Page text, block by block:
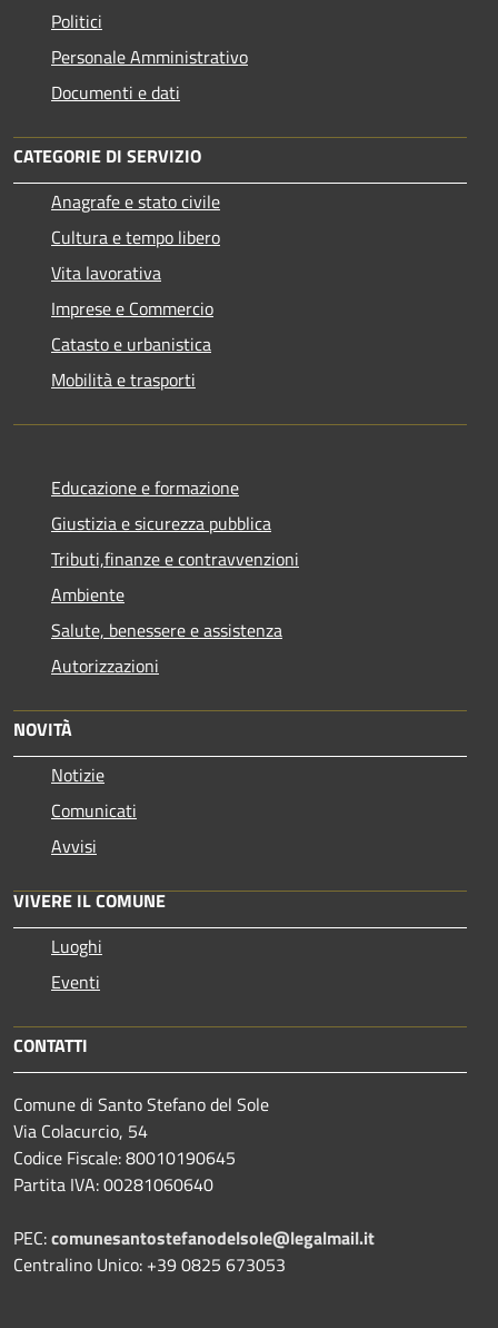
Politici
Personale Amministrativo
Documenti e dati
CATEGORIE DI SERVIZIO
Anagrafe e stato civile
Cultura e tempo libero
Vita lavorativa
Imprese e Commercio
Catasto e urbanistica
Mobilità e trasporti
Educazione e formazione
Giustizia e sicurezza pubblica
Tributi,finanze e contravvenzioni
Ambiente
Salute, benessere e assistenza
Autorizzazioni
NOVITÀ
Notizie
Comunicati
Avvisi
VIVERE IL COMUNE
Luoghi
Eventi
CONTATTI
Comune di Santo Stefano del Sole
Via Colacurcio, 54
Codice Fiscale: 80010190645
Partita IVA: 00281060640
PEC:comunesantostefanodelsole@legalmail.it
Centralino Unico: +39 0825 673053